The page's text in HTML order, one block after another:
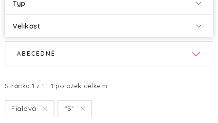
Typ
Velikost
i
s
p
Stránka 1 z 1 - 1 položek celkem
e
n
í
ABECEDNĚ
Fialová “5”